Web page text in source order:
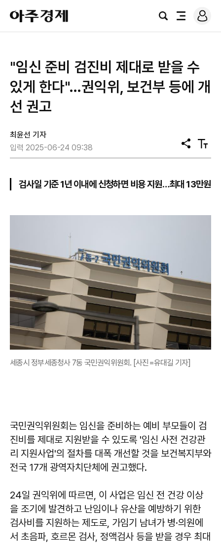
아
주
경
검
전
로
그
"임신 준비 검진비 제대로 받을 수
있게 한다"…권익위, 보건부 등에 개
선 권고
최윤선 기자
입력 2025-06-24 09:38
공
유
텍
스
기
검사일 기준 1년 이내에 신청하면 비용 지원…최대 13만원
세종시 정부세종청사 7동 국민권익위원회. [사진=유대길 기자]
국민권익위원회는 임신을 준비하는 예비 부모들이 검
진비를 제대로 지원받을 수 있도록 '임신 사전 건강관
리 지원사업'의 절차를 대폭 개선할 것을 보건복지부와
전국 17개 광역자치단체에 권고했다.
24일 권익위에 따르면, 이 사업은 임신 전 건강 이상
을 조기에 발견하고 난임이나 유산을 예방하기 위한
검사비를 지원하는 제도로, 가임기 남녀가 병·의원에
서 초음파, 호르몬 검사, 정액검사 등을 받을 경우 최대